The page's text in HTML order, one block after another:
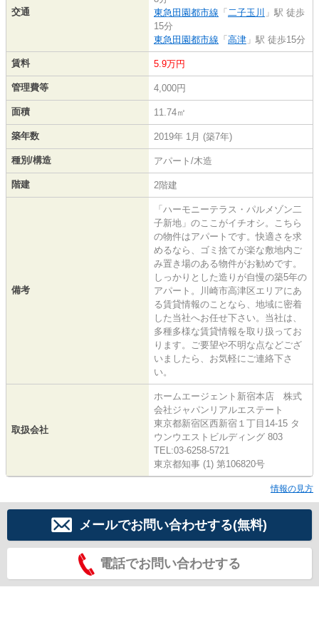
交通
東急田園都市線 「 二子玉川 」駅 徒歩
15分
東急田園都市線 「 高津 」駅 徒歩15分
賃料 5.9万円
管理費等 4,000円
面積 11.74㎡
築年数 2019年 1月 (築7年)
種別/構造 アパート/木造
階建 2階建
備考
「ハーモニーテラス・パルメゾン二
子新地」のここがイチオシ。こちら
の物件はアパートです。快適さを求
めるなら、ゴミ捨てが楽な敷地内ご
み置き場のある物件がお勧めです。
しっかりとした造りが自慢の築5年の
アパート。川崎市高津区エリアにあ
る賃貸情報のことなら、地域に密着
した当社へお任せ下さい。当社は、
多種多様な賃貸情報を取り扱ってお
ります。ご要望や不明な点などござ
いましたら、お気軽にご連絡下さ
い。
取扱会社
ホームエージェント新宿本店 株式
会社ジャパンリアルエステート
東京都新宿区西新宿１丁目14-15 タ
ウンウエストビルディング 803
TEL:03-6258-5721
東京都知事 (1) 第106820号
情報の見方
メールでお問い合わせする(無料)
電話でお問い合わせする